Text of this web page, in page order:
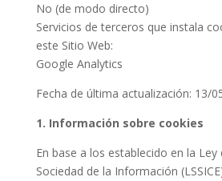
No (de modo directo)
Servicios de terceros que instala
este Sitio Web:
Google Analytics
Fecha de última actualización: 13/
1. Información sobre cookies
En base a los establecido en la Ley
Sociedad de la Información